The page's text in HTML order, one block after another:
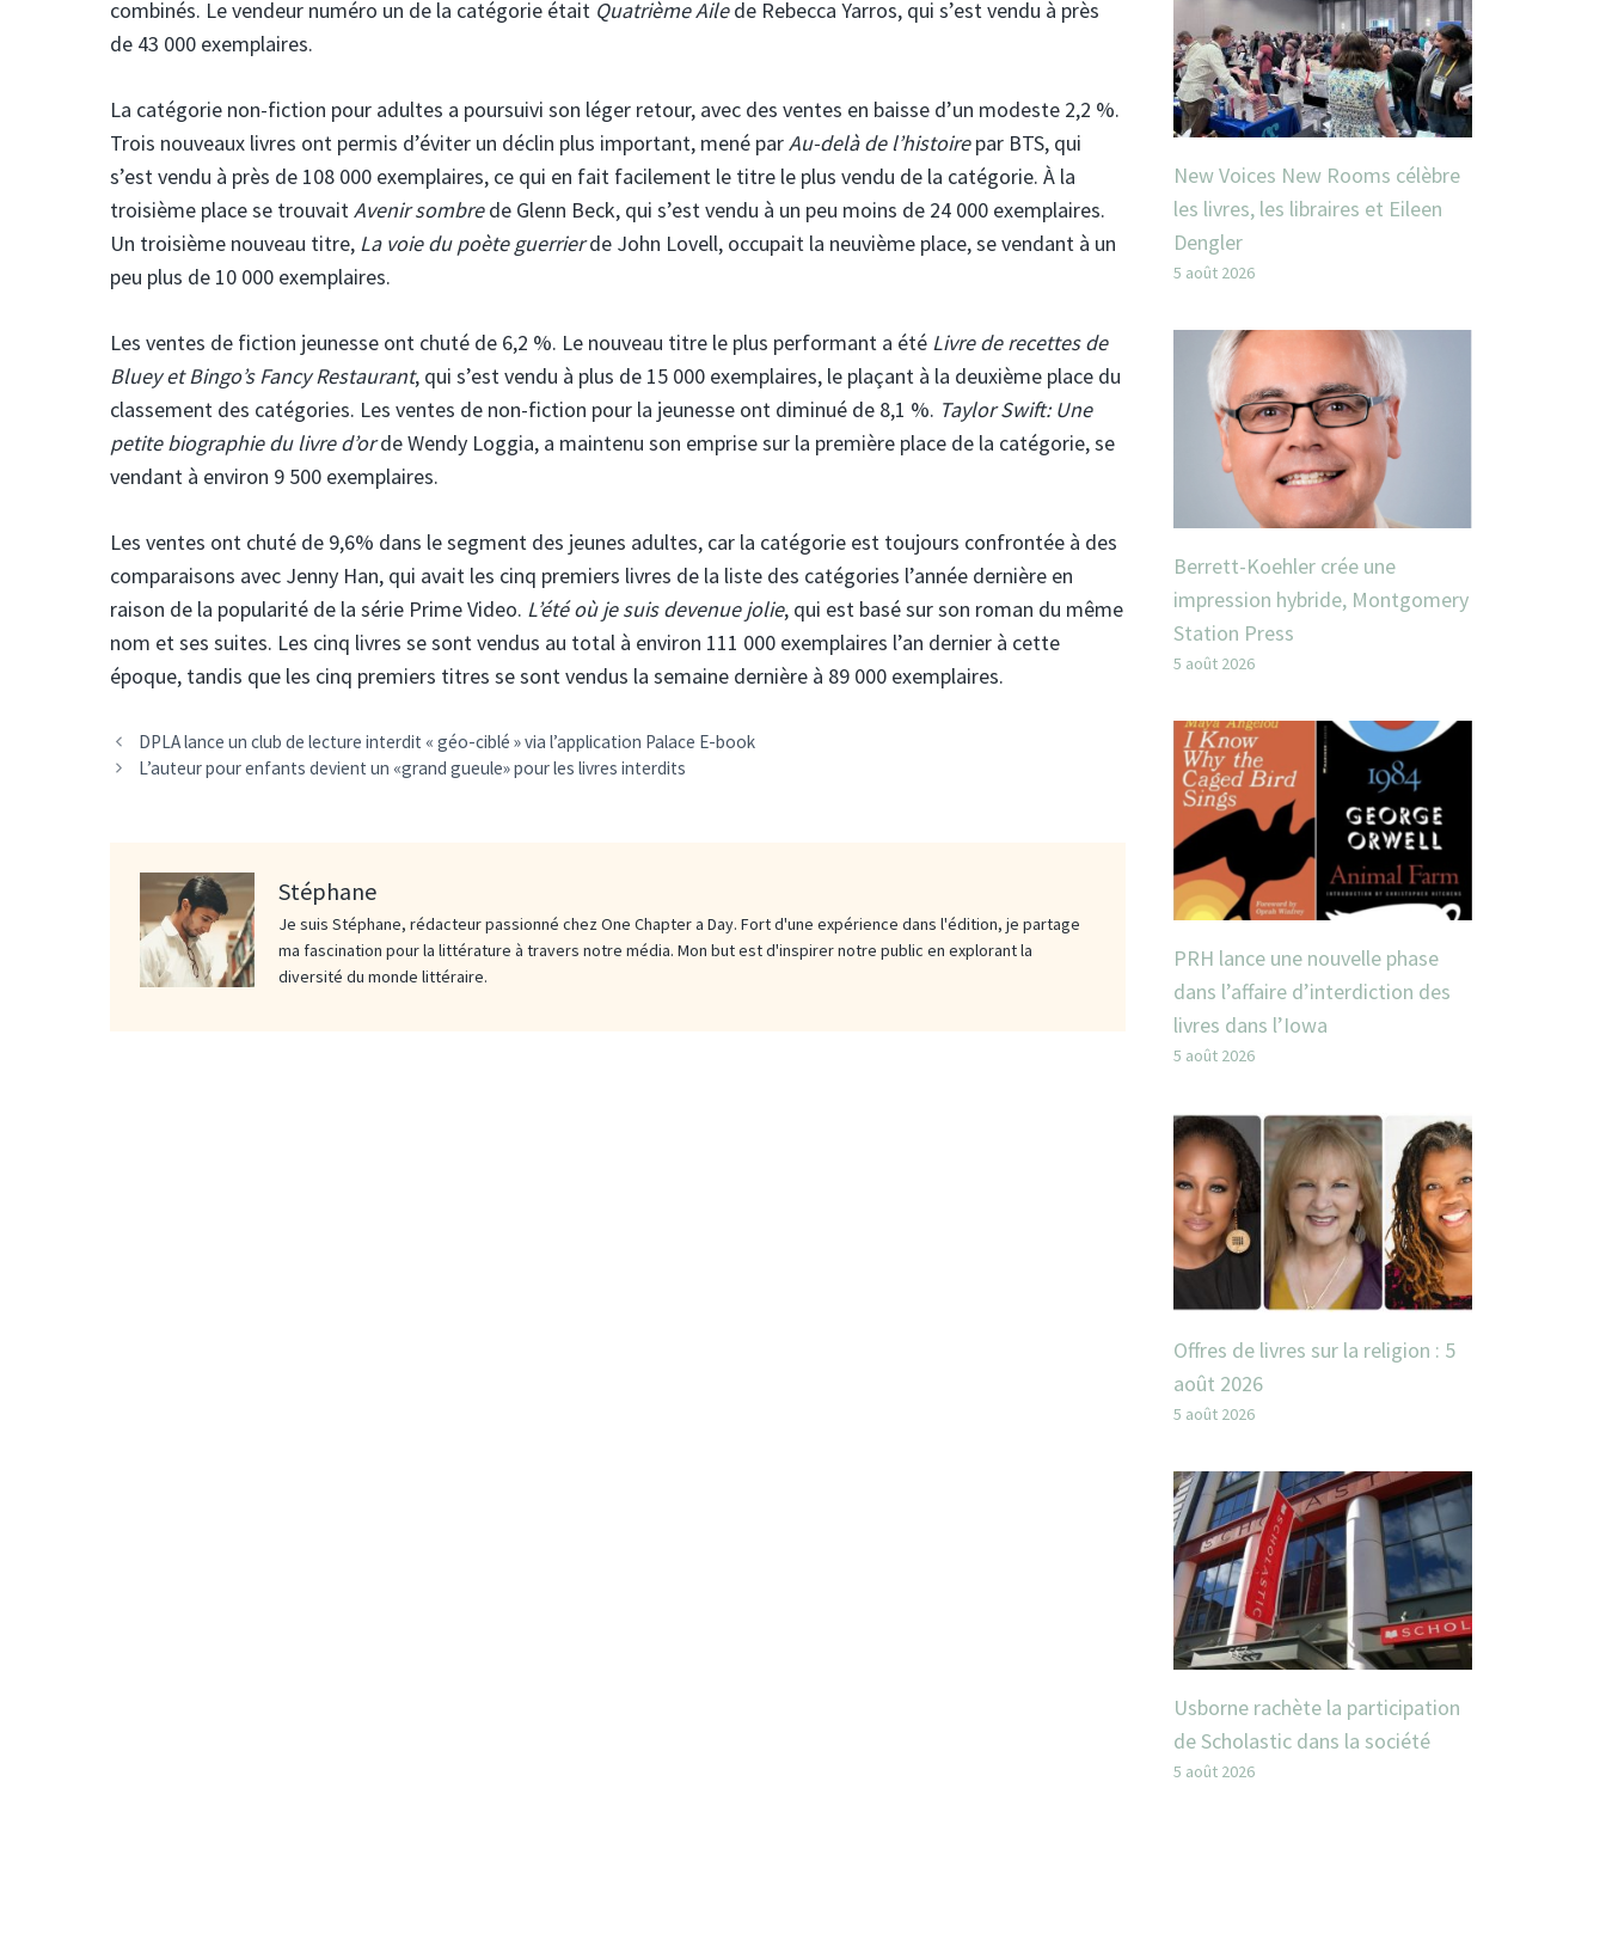
combinés. Le vendeur numéro un de la catégorie était Quatrième Ailede Rebecca Yarros, qui s’est vendu à près
de 43 000 exemplaires.
La catégorie non-fiction pour adultes a poursuivi son léger retour, avec des ventes en baisse d’un modeste 2,2 %.
Trois nouveaux livres ont permis d’éviter un déclin plus important, mené parAu-delà de l’histoirepar BTS, qui
s’est vendu à près de 108 000 exemplaires, ce qui en fait facilement le titre le plus vendu de la catégorie. À la
troisième place se trouvaitAvenir sombrede Glenn Beck, qui s’est vendu à un peu moins de 24 000 exemplaires.
Un troisième nouveau titre, La voie du poète guerrierde John Lovell, occupait la neuvième place, se vendant à un
peu plus de 10 000 exemplaires.
Les ventes de fiction jeunesse ont chuté de 6,2 %. Le nouveau titre le plus performant a été Livre de recettes de
Bluey et Bingo’s Fancy Restaurant, qui s’est vendu à plus de 15 000 exemplaires, le plaçant à la deuxième place du
classement des catégories. Les ventes de non-fiction pour la jeunesse ont diminué de 8,1 %. Taylor Swift: Une
petite biographie du livre d’orde Wendy Loggia, a maintenu son emprise sur la première place de la catégorie, se
vendant à environ 9 500 exemplaires.
Les ventes ont chuté de 9,6% dans le segment des jeunes adultes, car la catégorie est toujours confrontée à des
comparaisons avec Jenny Han, qui avait les cinq premiers livres de la liste des catégories l’année dernière en
raison de la popularité de la série Prime Video. L’été où je suis devenue jolie, qui est basé sur son roman du même
nom et ses suites. Les cinq livres se sont vendus au total à environ 111 000 exemplaires l’an dernier à cette
époque, tandis que les cinq premiers titres se sont vendus la semaine dernière à 89 000 exemplaires.
DPLA lance un club de lecture interdit « géo-ciblé » via l’application Palace E-book
L’auteur pour enfants devient un «grand gueule» pour les livres interdits
Stéphane
Je suis Stéphane, rédacteur passionné chez One Chapter a Day. Fort d'une expérience dans l'édition, je partage
ma fascination pour la littérature à travers notre média. Mon but est d'inspirer notre public en explorant la
diversité du monde littéraire.
New Voices New Rooms célèbre
les livres, les libraires et Eileen
Dengler
5 août 2026
Berrett-Koehler crée une
impression hybride, Montgomery
Station Press
5 août 2026
PRH lance une nouvelle phase
dans l’affaire d’interdiction des
livres dans l’Iowa
5 août 2026
Offres de livres sur la religion : 5
août 2026
5 août 2026
Usborne rachète la participation
de Scholastic dans la société
5 août 2026